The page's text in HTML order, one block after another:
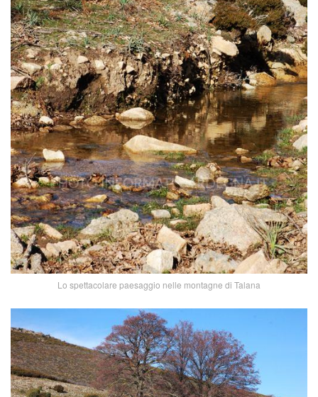
Lo spettacolare paesaggio nelle montagne di Talana